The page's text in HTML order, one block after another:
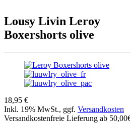
Lousy Livin Leroy
Boxershorts olive
18,95 €
Inkl. 19% MwSt., ggf. Versandkosten
Versandkostenfreie Lieferung ab